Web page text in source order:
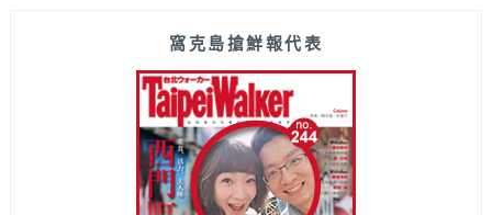
窩克島搶鮮報代表